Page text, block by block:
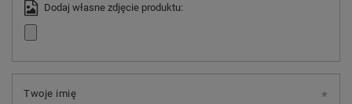
Dodaj własne zdjęcie produktu:
Twoje imię